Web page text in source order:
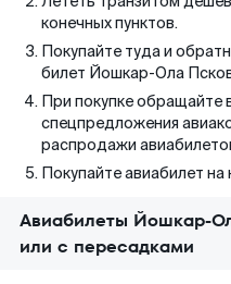
конечных пунктов.
Покупайте туда и
билет Йошкар-Ола
При покупке обращайте
спецпредложения
распродажи
Покупайте авиабилет
Авиабилеты Йошкар-
или с пересадками